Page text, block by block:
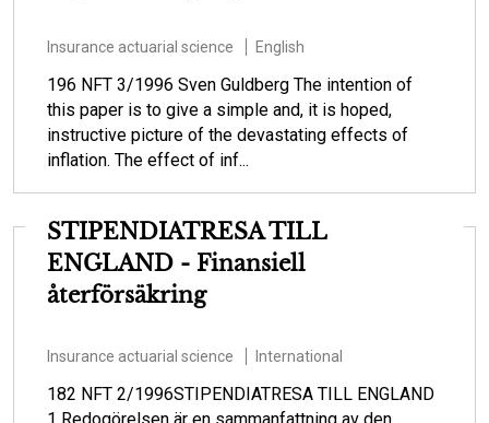
Insurance actuarial science English
196 NFT 3/1996 Sven Guldberg The intention of
this paper is to give a simple and, it is hoped,
instructive picture of the devastating effects of
inflation. The effect of inf...
STIPENDIATRESA TILL
ENGLAND - Finansiell
återförsäkring
Insurance actuarial science International
182 NFT 2/1996STIPENDIATRESA TILL ENGLAND